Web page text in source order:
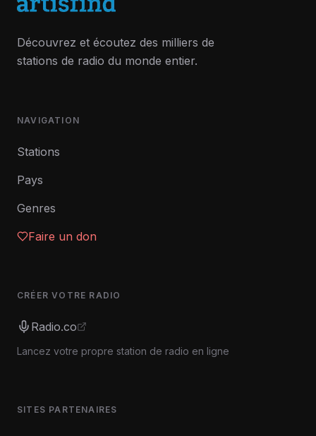
Découvrez et écoutez des milliers de
stations de radio du monde entier.
NAVIGATION
Stations
Pays
Genres
Faire un don
CRÉER VOTRE RADIO
Radio.co
Lancez votre propre station de radio en ligne
SITES PARTENAIRES